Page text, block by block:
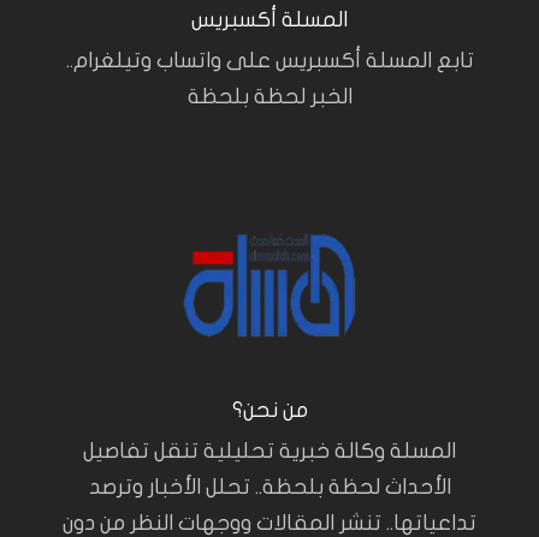
المسلة أكسبريس
تابع المسلة أكسبريس على واتساب وتيلغرام..
الخبر لحظة بلحظة
من نحن؟
المسلة وكالة خبرية تحليلية تنقل تفاصيل
الأحداث لحظة بلحظة.. تحلل الأخبار وترصد
تداعياتها.. تنشر المقالات ووجهات النظر من دون